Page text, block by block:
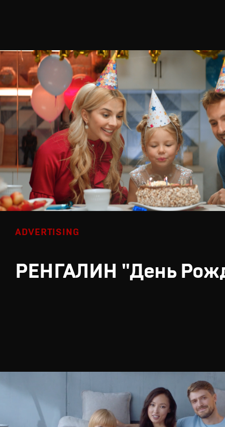
ADVERTISING
РЕНГАЛИН "День